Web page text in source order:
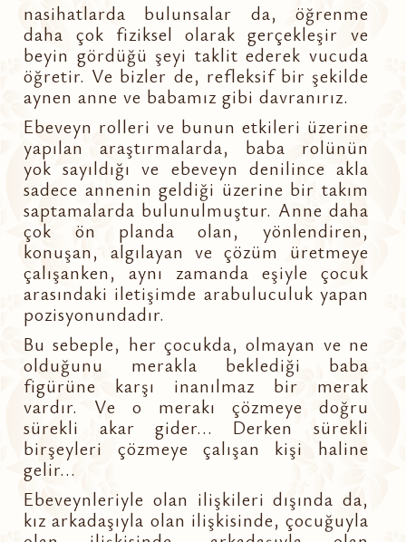
nasihatlarda bulunsalar da, öğrenme
daha çok fiziksel olarak gerçekleşir ve
beyin gördüğü şeyi taklit ederek vucuda
öğretir. Ve bizler de, refleksif bir şekilde
aynen anne ve babamız gibi davranırız.
Ebeveyn rolleri ve bunun etkileri üzerine
yapılan araştırmalarda, baba rolünün
yok sayıldığı ve ebeveyn denilince akla
sadece annenin geldiği üzerine bir takım
saptamalarda bulunulmuştur. Anne daha
çok ön planda olan, yönlendiren,
konuşan, algılayan ve çözüm üretmeye
çalışanken, aynı zamanda eşiyle çocuk
arasındaki iletişimde arabuluculuk yapan
pozisyonundadır.
Bu sebeple, her çocukda, olmayan ve ne
olduğunu merakla beklediği baba
figürüne karşı inanılmaz bir merak
vardır. Ve o merakı çözmeye doğru
sürekli akar gider... Derken sürekli
birşeyleri çözmeye çalışan kişi haline
gelir...
Ebeveynleriyle olan ilişkileri dışında da,
kız arkadaşıyla olan ilişkisinde, çocuğuyla